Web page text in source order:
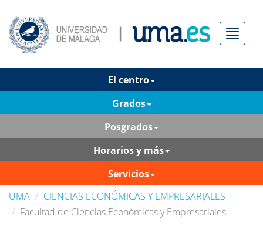
Menú
El centro
Grados
Posgrados
Horarios y más
Servicios
UMA
CIENCIAS ECONÓMICAS Y EMPRESARIALES
Facultad de Ciencias Económicas y Empresariales